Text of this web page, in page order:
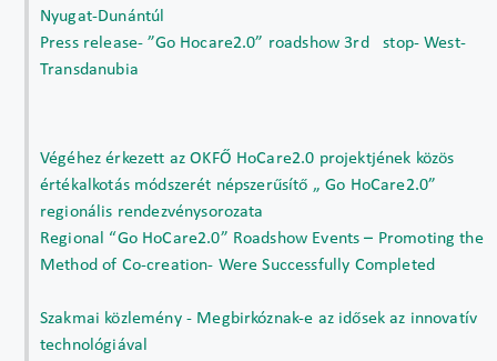
Nyugat-Dunántúl
Press release- ”Go Hocare2.0” roadshow 3rd stop- West-
Transdanubia
Végéhez érkezett az OKFŐ HoCare2.0 projektjének közös
értékalkotás módszerét népszerűsítő „ Go HoCare2.0”
regionális rendezvénysorozata
Regional “Go HoCare2.0” Roadshow Events – Promoting the
Method of Co-creation- Were Successfully Completed
Szakmai közlemény - Megbirkóznak-e az idősek az innovatív
technológiával